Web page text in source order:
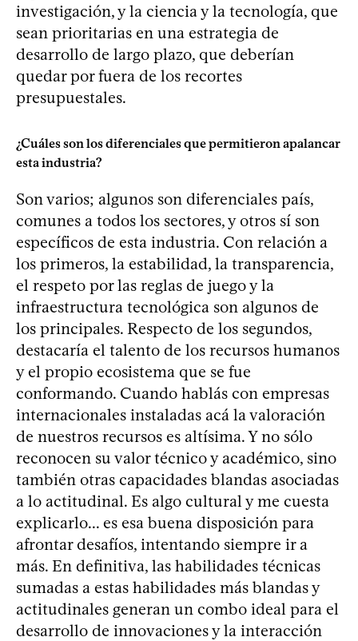
investigación, y la ciencia y la tecnología, que
sean prioritarias en una estrategia de
desarrollo de largo plazo, que deberían
quedar por fuera de los recortes
presupuestales.
¿Cuáles son los diferenciales que permitieron apalancar
esta industria?
Son varios; algunos son diferenciales país,
comunes a todos los sectores, y otros sí son
específicos de esta industria. Con relación a
los primeros, la estabilidad, la transparencia,
el respeto por las reglas de juego y la
infraestructura tecnológica son algunos de
los principales. Respecto de los segundos,
destacaría el talento de los recursos humanos
y el propio ecosistema que se fue
conformando. Cuando hablás con empresas
internacionales instaladas acá la valoración
de nuestros recursos es altísima. Y no sólo
reconocen su valor técnico y académico, sino
también otras capacidades blandas asociadas
a lo actitudinal. Es algo cultural y me cuesta
explicarlo... es esa buena disposición para
afrontar desafíos, intentando siempre ir a
más. En definitiva, las habilidades técnicas
sumadas a estas habilidades más blandas y
actitudinales generan un combo ideal para el
desarrollo de innovaciones y la interacción